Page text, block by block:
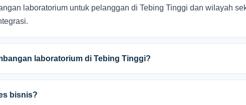
laboratorium untuk pelanggan di Tebing Tinggi dan wilayah
laboratorium di Tebing Tinggi?
bisnis?